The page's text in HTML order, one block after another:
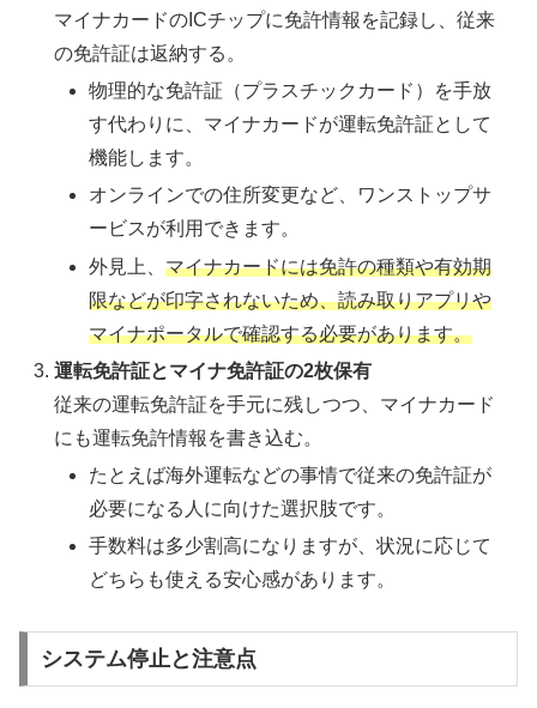
マイナカードのICチップに免許情報を記録し、従来
の免許証は返納する。
物理的な免許証（プラスチックカード）を手放
す代わりに、マイナカードが運転免許証として
機能します。
オンラインでの住所変更など、ワンストップサ
ービスが利用できます。
外見上、マイナカードには免許の種類や有効期
限などが印字されないため、読み取りアプリや
マイナポータルで確認する必要があります。
運転免許証とマイナ免許証の2枚保有
従来の運転免許証を手元に残しつつ、マイナカード
にも運転免許情報を書き込む。
たとえば海外運転などの事情で従来の免許証が
必要になる人に向けた選択肢です。
手数料は多少割高になりますが、状況に応じて
どちらも使える安心感があります。
システム停止と注意点